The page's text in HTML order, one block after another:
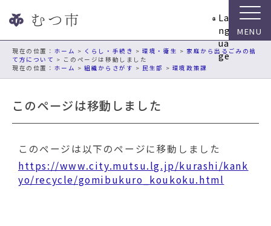
ビ
ョ
La
ng
ua
ge
現在の位置： ホーム > くらし・手続き >環境・衛生 > 家庭から出るごみの捨
て方について > このページは移動しました
ホーム >組織からさがす > 民生部 > 環境政策課
このページは移動しました
このページは以下のページに移動しました
https://www.city.mutsu.lg.jp/kurashi/kank
yo/recycle/gomibukuro_koukoku.html